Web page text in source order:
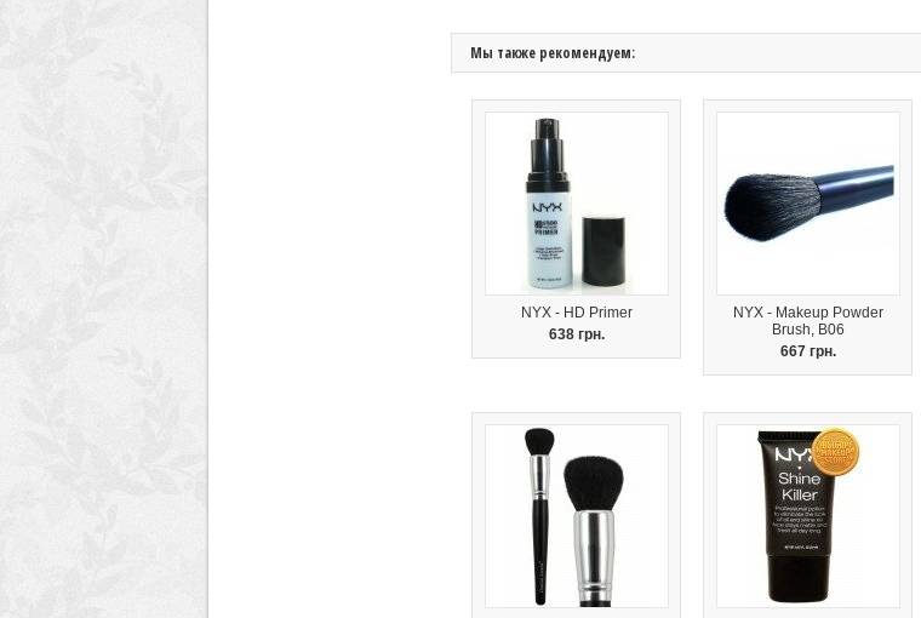
Мы также рекомендуем:
NYX - HD Primer
638 грн.
NYX - Makeup Powder
Brush, B06
667 грн.